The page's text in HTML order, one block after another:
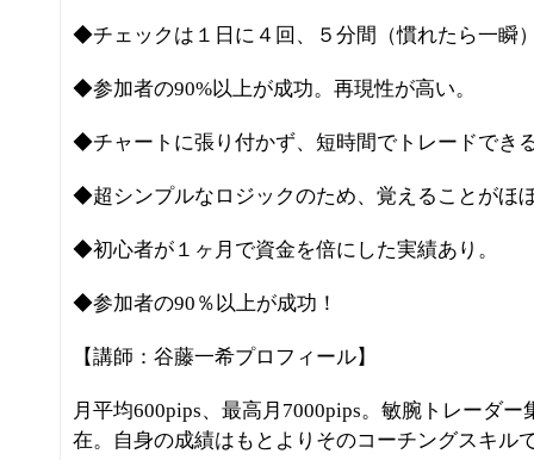
◆チェックは１日に４回、５分間（慣れたら一瞬
◆参加者の90%以上が成功。再現性が高い。
◆チャートに張り付かず、短時間でトレードでき
◆超シンプルなロジックのため、覚えることがほ
◆初心者が１ヶ月で資金を倍にした実績あり。
◆参加者の90％以上が成功！
【講師：谷藤一希プロフィール】
月平均600pips、最高月7000pips。敏腕トレーダ
在。自身の成績はもとよりそのコーチングスキル